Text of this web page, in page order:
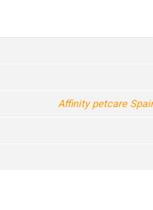
Affinity petcare